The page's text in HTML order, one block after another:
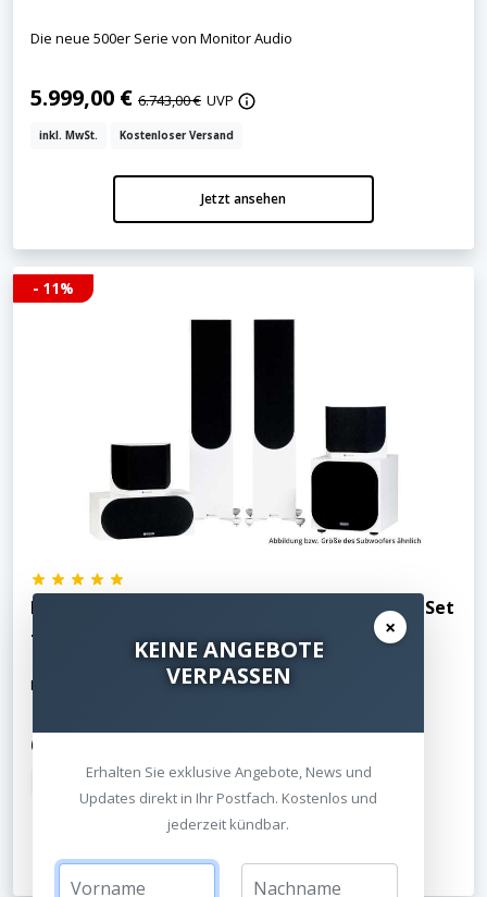
Die neue 500er Serie von Monitor Audio
5.999,00 € 6.743,00 € UVP
inkl. MwSt. Kostenloser Versand
Jetzt ansehen
- 11%
Monitor Audio Silver Cinema 500 7G W12 - 5.1 Set
- Seidenmatt weiss
Die neue 500er Serie von Monitor Audio
6.299,00 €
×
KEINE ANGEBOTE
VERPASSEN
Erhalten Sie exklusive Angebote, News und
Updates direkt in Ihr Postfach. Kostenlos und
jederzeit kündbar.